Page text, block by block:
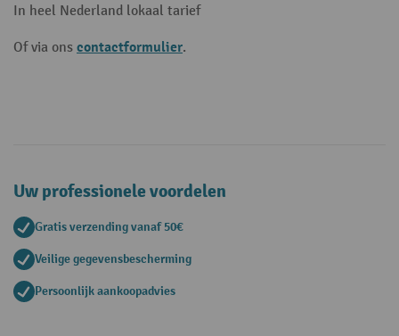
In heel Nederland lokaal tarief
Of via ons contactformulier.
Uw professionele voordelen
Gratis verzending vanaf 50€
Veilige gegevensbescherming
Persoonlijk aankoopadvies